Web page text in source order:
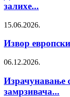
залихе...
15.06.2026.
Извор
06.12.2026.
Израчунавање
замрзивача...